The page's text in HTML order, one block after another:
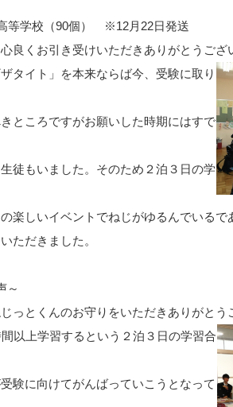
等学校（90個） ※12月22日発送
心良くお引き受けいただき ありがとうござ
タイト」を本来ならば今、受験に取り
ところですがお願いした時期にはすで
徒もいました。そのため ２泊３日の学
楽しいイベントでねじがゆるんでいるで
ただきました。
～
っとくんのお守りをいただきありがとう
以上学習するという２泊３日の学習合
験に向けてがんばっていこうとなって